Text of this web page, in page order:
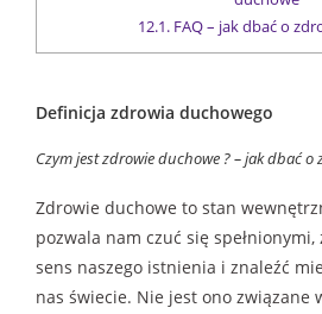
12.1.FAQ – jak dbać o
Definicja zdrowia duchowego
Czym jest zdrowie duchowe ? – jak dbać
Zdrowie duchowe to stan
pozwala nam czuć się spełnionymi,
sens naszego istnienia i znaleźć
nas świecie. Nie jest ono związane